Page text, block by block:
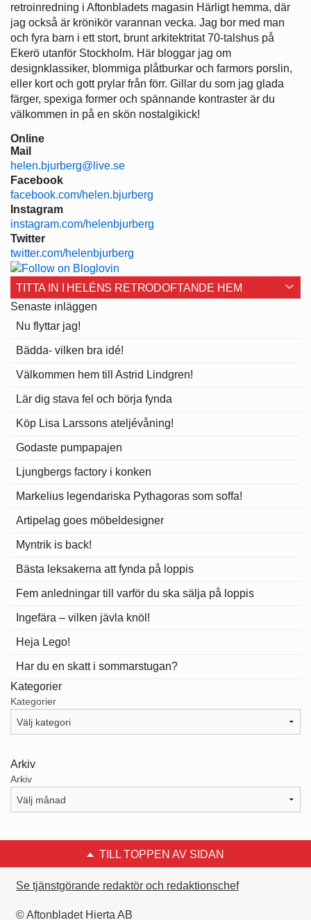
retroinredning i Aftonbladets magasin Härligt hemma, där
jag också är krönikör varannan vecka. Jag bor med man
och fyra barn i ett stort, brunt arkitektritat 70-talshus på
Ekerö utanför Stockholm. Här bloggar jag om
designklassiker, blommiga plåtburkar och farmors porslin,
eller kort och gott prylar från förr. Gillar du som jag glada
färger, spexiga former och spännande kontraster är du
välkommen in på en skön nostalgikick!
Online
Mail
helen.bjurberg@live.se
Facebook
facebook.com/helen.bjurberg
Instagram
instagram.com/helenbjurberg
Twitter
twitter.com/helenbjurberg
TITTA IN I HELÉNS RETRODOFTANDE HEM
Senaste inläggen
Nu flyttar jag!
Bädda- vilken bra idé!
Välkommen hem till Astrid Lindgren!
Lär dig stava fel och börja fynda
Köp Lisa Larssons ateljévåning!
Godaste pumpapajen
Ljungbergs factory i konken
Markelius legendariska Pythagoras som soffa!
Artipelag goes möbeldesigner
Myntrik is back!
Bästa leksakerna att fynda på loppis
Fem anledningar till varför du ska sälja på loppis
Ingefära – vilken jävla knöl!
Heja Lego!
Har du en skatt i sommarstugan?
Kategorier
Kategorier
Arkiv
Arkiv
TILL TOPPEN AV SIDAN
Se tjänstgörande redaktör och redaktionschef
© Aftonbladet Hierta AB